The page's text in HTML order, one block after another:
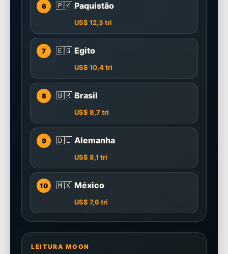
6 🇵🇰 Paquistão
US$ 12,3 tri
7 🇪🇬 Egito
US$ 10,4 tri
8 🇧🇷 Brasil
US$ 8,7 tri
9 🇩🇪 Alemanha
US$ 8,1 tri
10 🇲🇽 México
US$ 7,6 tri
LEITURA MOON